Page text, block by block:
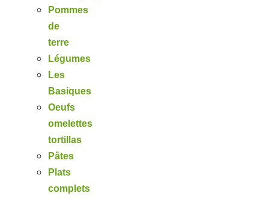
Pommes
de
terre
Légumes
Les
Basiques
Oeufs
omelettes
tortillas
Pâtes
Plats
complets